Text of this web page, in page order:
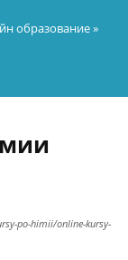
образование»
po-himii/online-kursy-